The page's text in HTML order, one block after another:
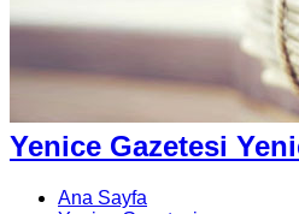
Yenice Gazetesi
Ana Sayfa